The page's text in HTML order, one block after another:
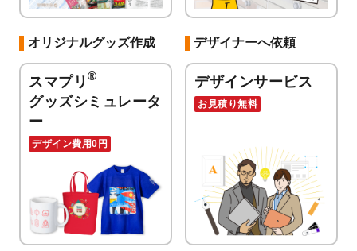
オリジナルグッズ作成
スマプリ ®
グッズシミュレータ
ー
デザイン費用0円
デザイナーへ依頼
デザインサービス
お見積り無料